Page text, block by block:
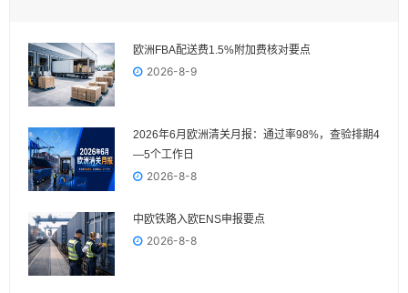
欧洲FBA配送费1.5%附加费核对要点
2026-8-9
2026年6月欧洲清关月报：通过率98%，查验排期4
—5个工作日
2026-8-8
中欧铁路入欧ENS申报要点
2026-8-8